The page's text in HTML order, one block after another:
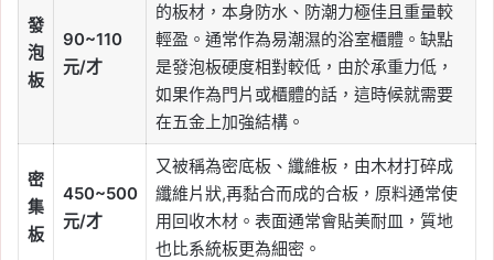
發
泡
板
90~110
元/才
的板材，本身防水、防潮力極佳且重量較
輕盈。通常作為易潮濕的浴室櫃體。缺點
是發泡板硬度相對較低，由於承重力低，
如果作為門片或櫃體的話，這時候就需要
在五金上加強結構。
密
集
板
450~500
元/才
又被稱為密底板、纖維板，由木材打碎成
纖維片狀,再黏合而成的合板，原料通常使
用回收木材。表面通常會貼美耐皿，質地
也比系統板更為細密。